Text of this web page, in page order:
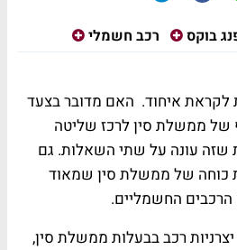
בוקס רכב חשמלי
לקראת איחוד. האם מדובר בצעד
של ממשלת סין לרכז שליטה
שזה עונה על שתי השאלות. גם
כוחה של ממשלת סין שמאוד
הרכבים החשמליים.
יצרניות רכב בבעלות ממשלת סין,